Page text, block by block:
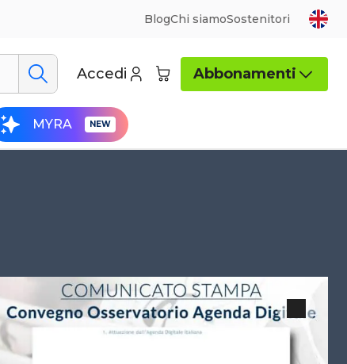
BlogChi siamoSostenitori
Accedi Abbonamenti
MYRA